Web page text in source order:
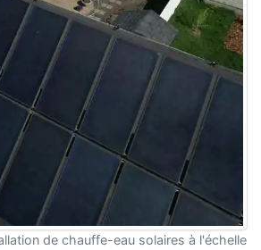
de chauffe-eau solaires à l'échelle